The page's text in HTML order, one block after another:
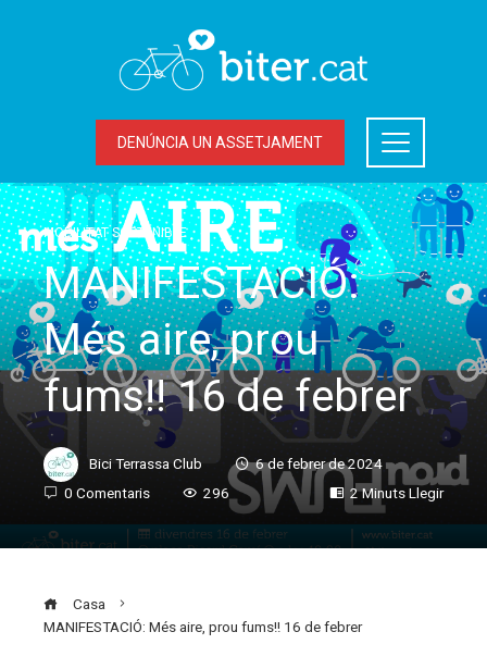
DENÚNCIA UN ASSETJAMENT
MOBILITAT SOSTENIBLE
MANIFESTACIÓ:
Més aire, prou
fums!! 16 de febrer
Bici Terrassa Club
6 de febrer de 2024
0 Comentaris
296 2 Minuts Llegir
Casa
MANIFESTACIÓ: Més aire, prou fums!! 16 de febrer